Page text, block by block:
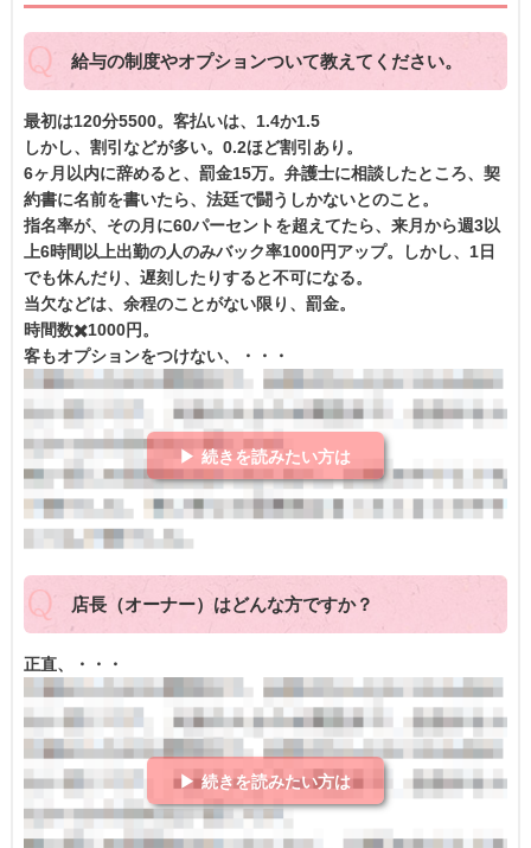
給与の制度やオプションついて教えてください。
最初は120分5500。客払いは、1.4か1.5
しかし、割引などが多い。0.2ほど割引あり。
6ヶ月以内に辞めると、罰金15万。弁護士に相談したところ、契
約書に名前を書いたら、法廷で闘うしかないとのこと。
指名率が、その月に60パーセントを超えてたら、来月から週3以
上6時間以上出勤の人のみバック率1000円アップ。しかし、1日
でも休んだり、遅刻したりすると不可になる。
当欠などは、余程のことがない限り、罰金。
時間数✖️1000円。
客もオプションをつけない、・・・
▶ 続きを読みたい方は
店長（オーナー）はどんな方ですか？
正直、・・・
▶ 続きを読みたい方は